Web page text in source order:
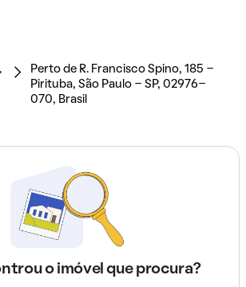
Perto de R. Francisco Spino, 185 -
Pirituba, São Paulo - SP, 02976-
070, Brasil
o imóvel que procura?